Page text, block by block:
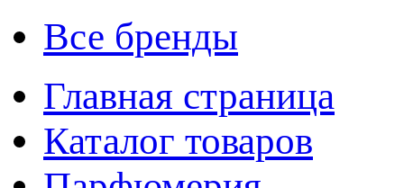
Все бренды
Главная страница
Каталог товаров